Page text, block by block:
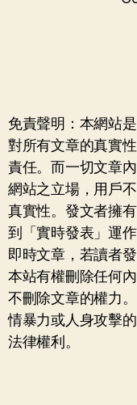
免責聲明：本網站
對所有文章的真實
責任。而一切文章
網站之立場，用戶
真實性。發文者擁
到「實時發表」運
即時文章，若讀者
本站有權刪除任何
不刪除文章的權力
情暴力或人身攻擊
法律權利。